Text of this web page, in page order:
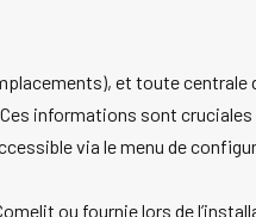
et toute centrale
informations sont
via le menu de
ou fournie lors de